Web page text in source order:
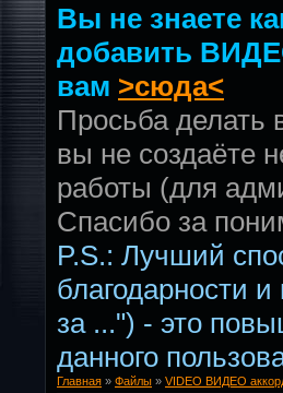
Вы не знаете
добавить
вам >сюда<
Просьба делать
вы не создаёте
работы (для
Спасибо за
P.S.: Лучший
благодарности
за ...") - это
данного
Главная » Файлы » VIDEO ВИДЕО